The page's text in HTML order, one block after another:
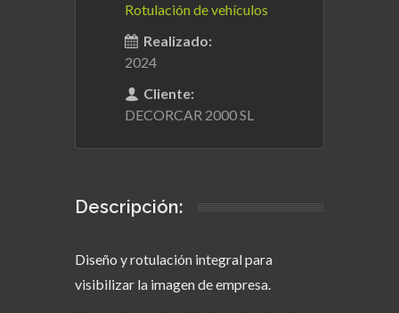
Rotulación de vehículos
Realizado:
2024
Cliente:
DECORCAR 2000 SL
Descripción:
Diseño y rotulación integral para
visibilizar la imagen de empresa.